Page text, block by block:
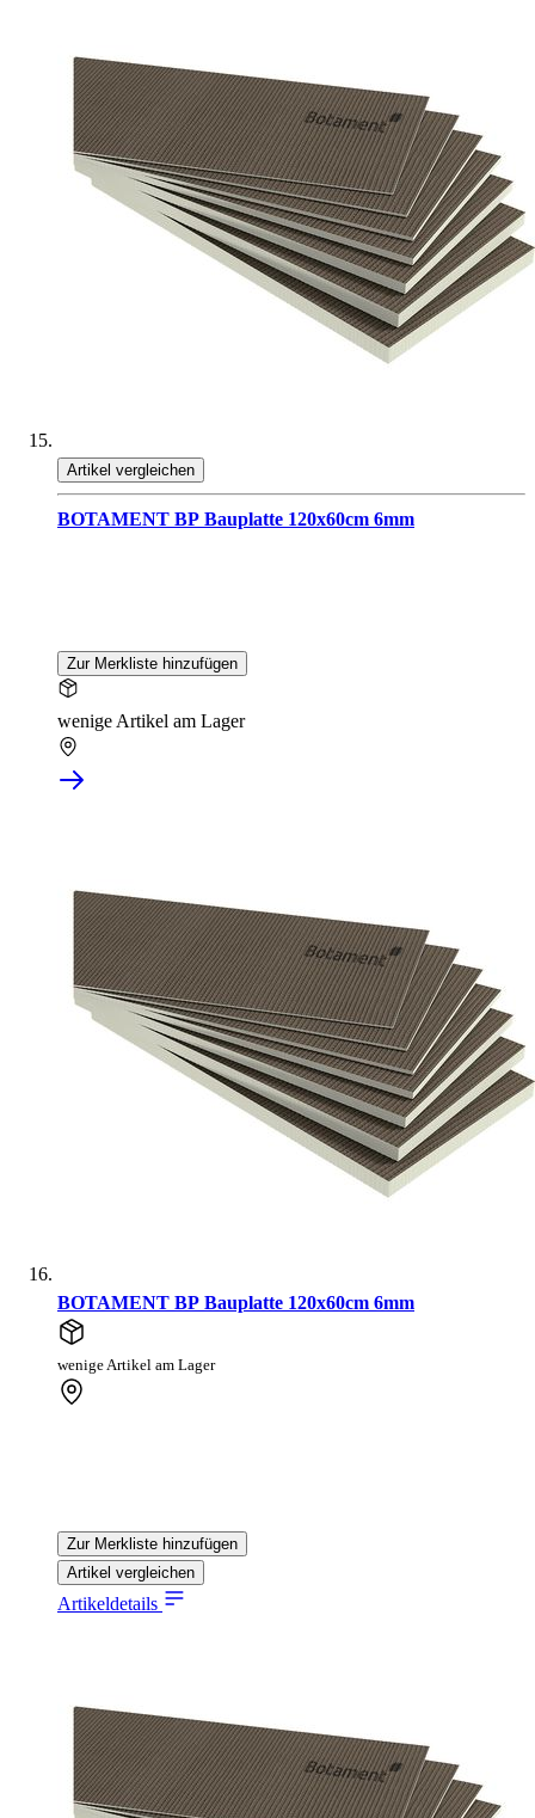
Artikel vergleichen
BOTAMENT BP Bauplatte 120x60cm 6mm
Zur Merkliste hinzufügen
wenige Artikel am Lager
BOTAMENT BP Bauplatte 120x60cm 6mm
wenige Artikel am Lager
Zur Merkliste hinzufügen
Artikel vergleichen
Artikeldetails